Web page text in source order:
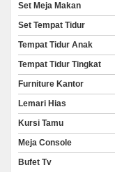
Set Meja Makan
Set Tempat Tidur
Tempat Tidur Anak
Tempat Tidur Tingkat
Furniture Kantor
Lemari Hias
Kursi Tamu
Meja Console
Bufet Tv